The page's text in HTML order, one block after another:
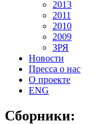
2013
2011
2010
2009
ЗРЯ
Новости
Пресса о нас
О проекте
ENG
Сборники: